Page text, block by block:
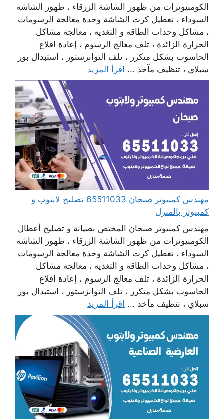
الكومبيوترات من ظهور الشاشة الزرقاء ، ظهور الشاشة
السوداء ، تعطيل كرت الشاشة وحدة معالجة الرسومات
، مشاكل وحدات الطاقة و التغذية ، معالجة مشاكل
الحرارة الزائدة ، تلف معالج الرسوم ، إعادة اقلاع
الحاسوب بشكل متكرر ، تلف التوانزستور ، استبدال بور
سبلاي ، تنظيف مآخذ ... اقرأ المزيد
مهندس كمبيوتر صبحان 65511033 تصليح لابتوب و
كمبيوتر بالمنزل
مهندس كمبيوتر صبحان المختص بصيانة و تصليح أعطال
الكومبيوترات من ظهور الشاشة الزرقاء ، ظهور الشاشة
السوداء ، تعطيل كرت الشاشة وحدة معالجة الرسومات
، مشاكل وحدات الطاقة و التغذية ، معالجة مشاكل
الحرارة الزائدة ، تلف معالج الرسوم ، إعادة اقلاع
الحاسوب بشكل متكرر ، تلف التوانزستور ، استبدال بور
سبلاي ، تنظيف مآخذ ... اقرأ المزيد